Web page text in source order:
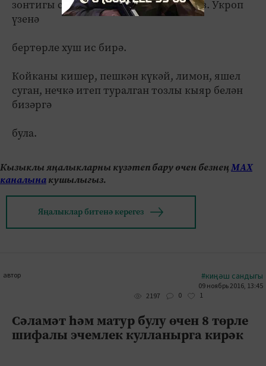
зонтигы салыгыз, аннары аны алыгыз. Укроп
үзенә
бертөрле хуш ис бирә.
Койканы кишер, пешкән күкәй, лимон, яшел
суган, нечкә итеп туралган тозлы кыяр белән
бизәргә
була.
Кызыклы яңалыкларны күзәтеп бару өчен безнеңМАХ
каналынакушылыгыз.
Яңалыклар битенә керегез
автор #киңәш сандыгы
09 ноябрь 2016, 13:45
2197
0 1
Сәламәт һәм матур булу өчен 8 төрле
шифалы эчемлек кулланырга кирәк